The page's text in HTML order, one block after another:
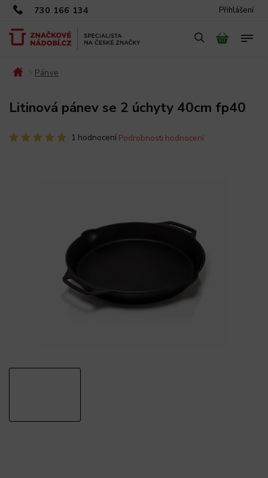
730 166 134 Přihlášení
Pánve
Litinová pánev se 2 úchyty 40cm fp40
1 hodnocení Podrobnosti hodnocení